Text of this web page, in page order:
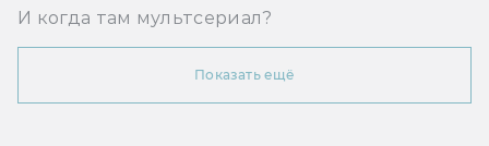
И когда там мультсериал?
Показать ещё